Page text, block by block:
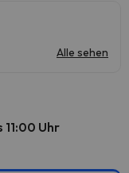
Alle sehen
11:00 Uhr